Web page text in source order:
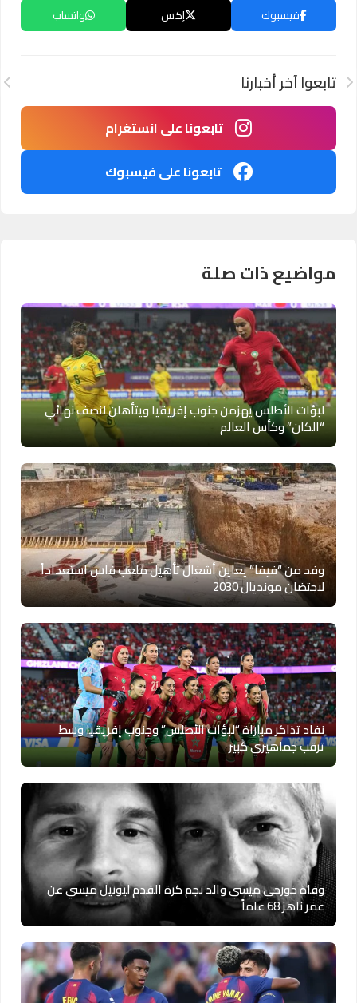
فيسبوك إكس واتساب
تابعوا آخر أخبارنا
تابعونا على انستغرام
تابعونا على فيسبوك
مواضيع ذات صلة
لبؤات الأطلس يهزمن جنوب إفريقيا ويتأهلن لنصف نهائي
“الكان” وكأس العالم
وفد من “فيفا” يعاين أشغال تأهيل ملعب فاس استعداداً
لاحتضان مونديال 2030
نفاد تذاكر مباراة “لبؤات الأطلس” وجنوب إفريقيا وسط
ترقب جماهيري كبير
وفاة خورخي ميسي والد نجم كرة القدم ليونيل ميسي عن
عمر ناهز 68 عاماً